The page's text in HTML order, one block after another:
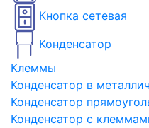
Кнопка сетевая
Конденсатор
Клеммы
Конденсатор в
Конденсатор
Конденсатор с